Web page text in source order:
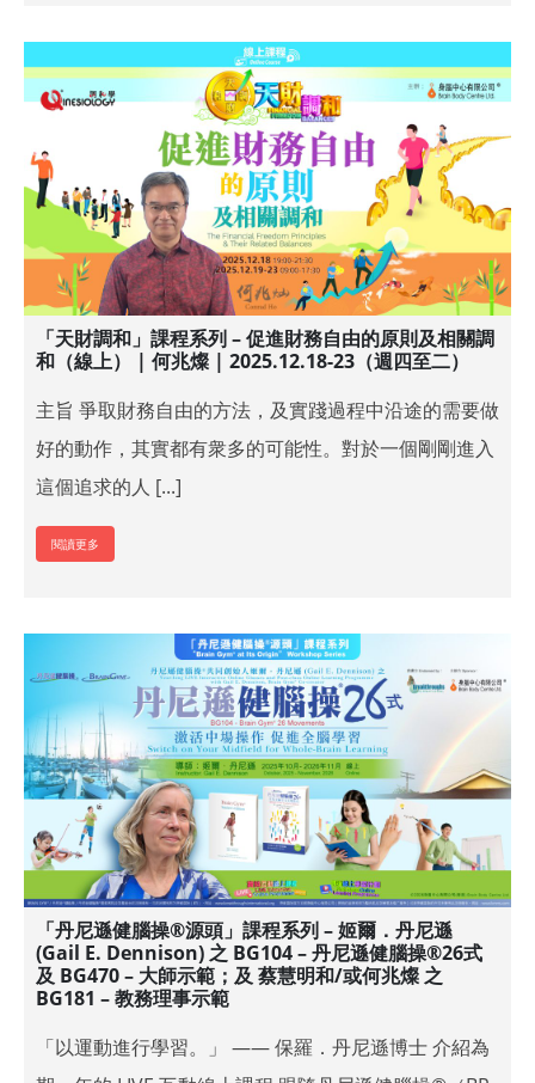
「天財調和」課程系列 – 促進財務自由的原則及相關調
和（線上） | 何兆燦 | 2025.12.18-23（週四至二）
主旨 爭取財務自由的方法，及實踐過程中沿途的需要做
好的動作，其實都有衆多的可能性。對於一個剛剛進入
這個追求的人 [...]
閱讀更多
「丹尼遜健腦操®源頭」課程系列 – 姬爾．丹尼遜
(Gail E. Dennison) 之 BG104 – 丹尼遜健腦操®26式
及 BG470 – 大師示範；及 蔡慧明和/或何兆燦 之
BG181 – 教務理事示範
「以運動進行學習。」 —— 保羅．丹尼遜博士 介紹為